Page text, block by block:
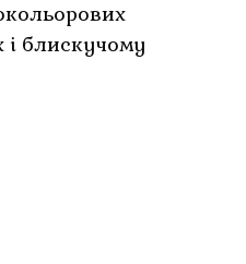
і блискучому